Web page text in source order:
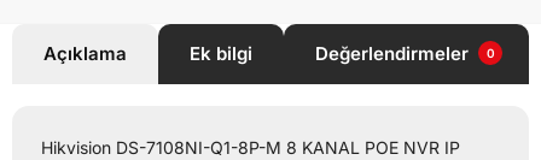
Açıklama Ek bilgi Değerlendirmeler 0
Hikvision DS-7108NI-Q1-8P-M 8 KANAL POE NVR IP